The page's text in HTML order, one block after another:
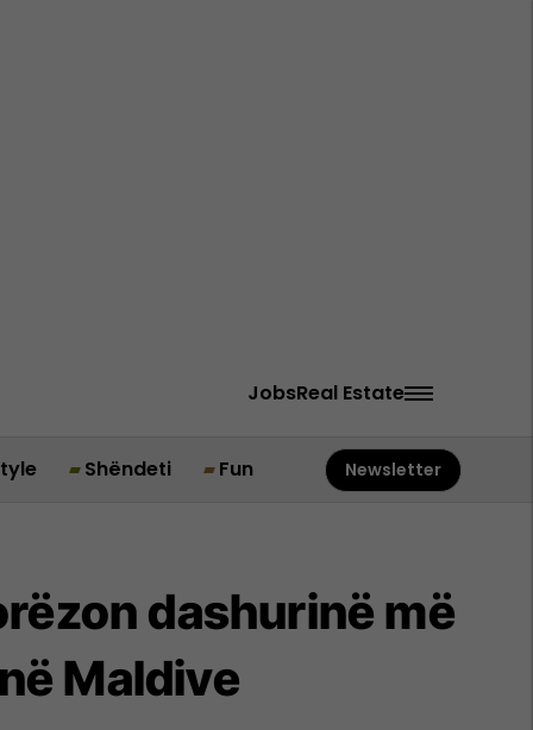
JobsReal Estate
Shëndeti Fun Newsletter
dashurinë më
Maldive